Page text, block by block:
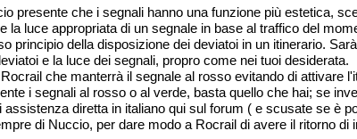
presente che i segnali hanno una funzione più estetica,
luce appropriata di un segnale in base al traffico del
principio della disposizione dei deviatoi in un itinerario.
e la luce dei segnali, propro come nei tuoi desiderata.
che manterrà il segnale al rosso evitando di attivare
i segnali al rosso o al verde, basta quello che hai; se
diretta in italiano qui sul forum ( e scusate se è
di Nuccio, per dare modo a Rocrail di avere il ritorno